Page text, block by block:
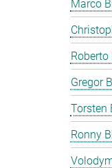
Marco
Gregor
Torsten
Ronny